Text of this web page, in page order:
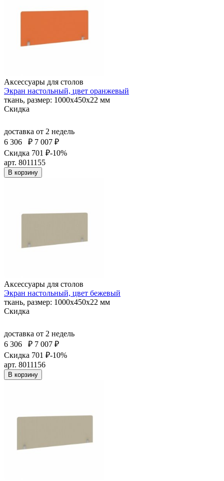
Аксессуары для столов
Экран настольный, цвет оранжевый
ткань, размер: 1000х450х22 мм
Скидка
доставка от 2 недель
6 306
₽ 7 007 ₽
Скидка 701 ₽-10%
арт. 8011155
В корзину
Аксессуары для столов
Экран настольный, цвет бежевый
ткань, размер: 1000х450х22 мм
Скидка
доставка от 2 недель
6 306
₽ 7 007 ₽
Скидка 701 ₽-10%
арт. 8011156
В корзину